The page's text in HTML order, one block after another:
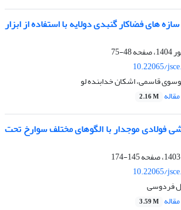
های فضاکار گنبدی دولایه با استفاده از ابزار
48-75
10.22065/
قاسمی، اشکان خدابنده لو
2.16 M
فولادی موجدار با الگوهای مختلف سوارخ تحت
145-174
10.22065/
فردوسی
3.59 M